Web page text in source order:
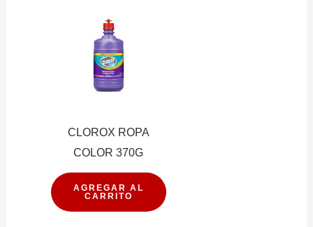
CLOROX ROPA
COLOR 370G
CLOROX
ROPA
AGREGAR AL
CARRITO